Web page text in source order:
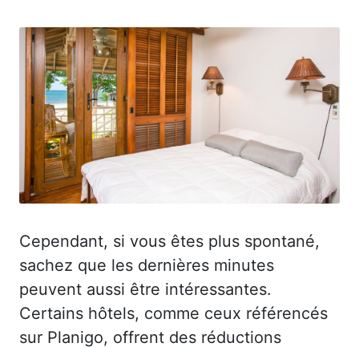
Cependant, si vous êtes plus spontané,
sachez que les dernières minutes
peuvent aussi être intéressantes.
Certains hôtels, comme ceux référencés
sur Planigo, offrent des réductions